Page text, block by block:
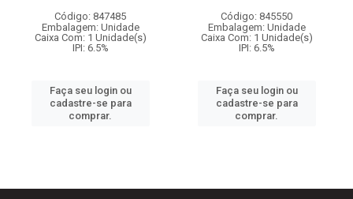
Código: 847485
Embalagem: Unidade
Caixa Com: 1 Unidade(s)
IPI: 6.5%
Faça seu login ou
cadastre-se para
comprar.
Código: 845550
Embalagem: Unidade
Caixa Com: 1 Unidade(s)
IPI: 6.5%
Faça seu login ou
cadastre-se para
comprar.